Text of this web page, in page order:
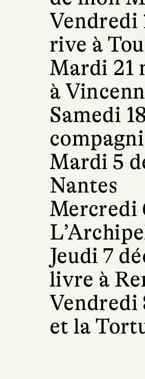
Vendredi
rive à
Mardi 21
à
Samedi
Mardi 5
Nantes
Mercredi
Jeudi 7
livre à
et la